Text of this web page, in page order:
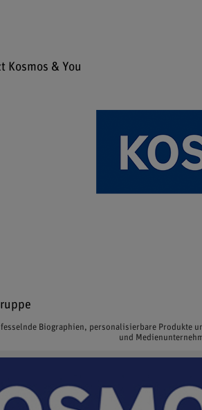
Kosmos & You
Biographien, personalisierbare Produkte
und